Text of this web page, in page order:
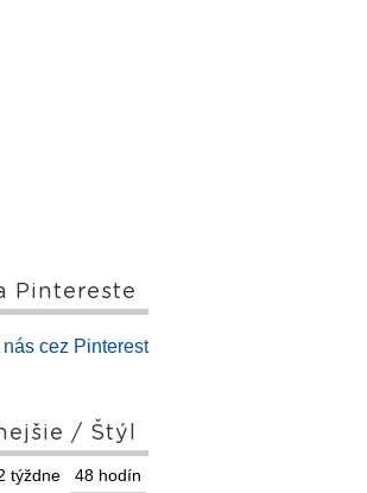
Pintereste
/ Štýl
48 hodín
týždne